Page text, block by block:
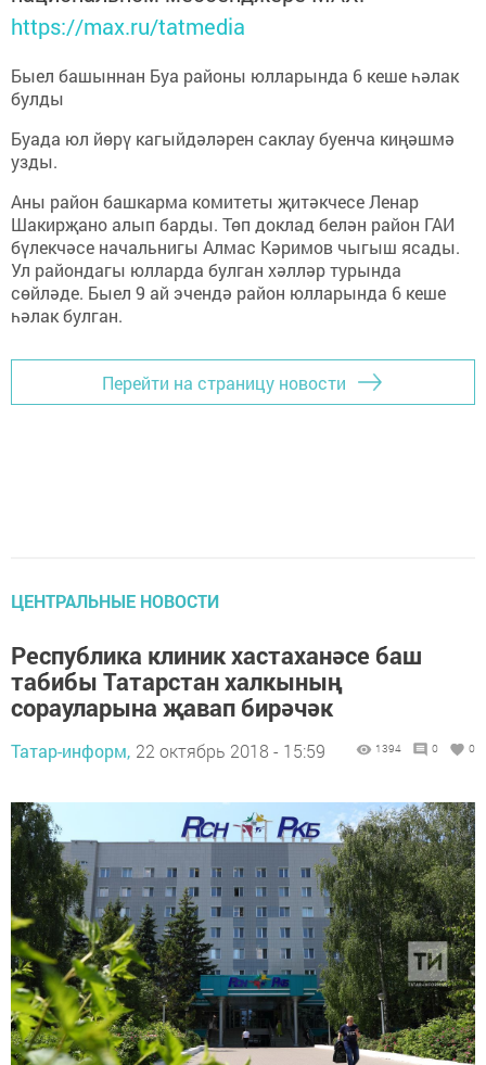
https://max.ru/tatmedia
Быел башыннан Буа районы юлларында 6 кеше һәлак
булды
Буада юл йөрү кагыйдәләрен саклау буенча киңәшмә
узды.
Аны район башкарма комитеты җитәкчесе Ленар
Шакирҗано алып барды. Төп доклад белән район ГАИ
бүлекчәсе начальнигы Алмас Кәримов чыгыш ясады.
Ул райондагы юлларда булган хәлләр турында
сөйләде. Быел 9 ай эчендә район юлларында 6 кеше
һәлак булган.
Перейти на страницу новости
ЦЕНТРАЛЬНЫЕ НОВОСТИ
Республика клиник хастаханәсе баш
табибы Татарстан халкының
сорауларына җавап бирәчәк
Татар-информ, 22 октябрь 2018 - 15:59 1394 0 0